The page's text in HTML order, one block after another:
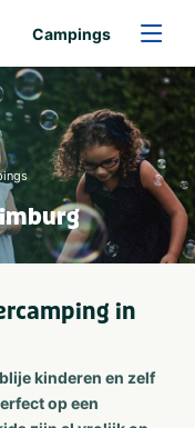
Campings
in
kinderen en zelf
op een